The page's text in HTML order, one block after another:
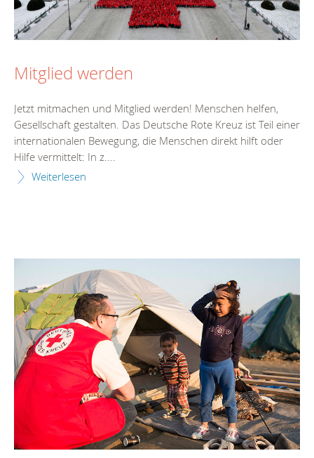
Mitglied werden
Jetzt mitmachen und Mitglied werden! Menschen helfen,
Gesellschaft gestalten. Das Deutsche Rote Kreuz ist Teil einer
internationalen Bewegung, die Menschen direkt hilft oder
Hilfe vermittelt: In z....
Weiterlesen